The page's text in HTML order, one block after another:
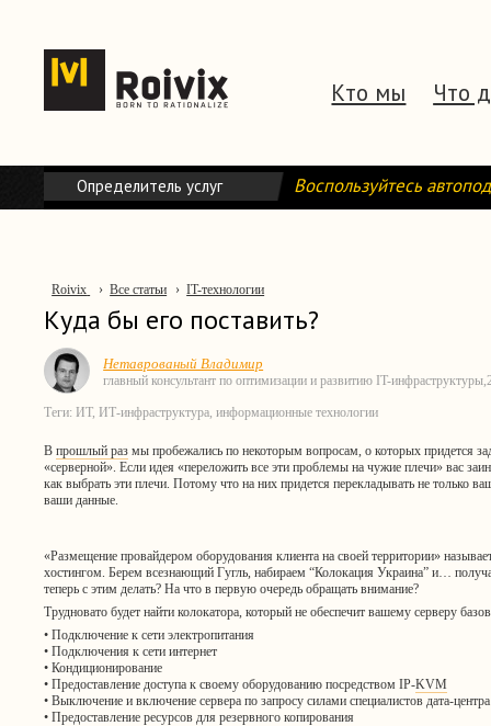
Кто мы Что
Определитель услуг Воспользуйтесь
Roivix › Все статьи › IT-технологии
Куда бы его поставить?
Нетаврованый Владимир
главный консультант по оптимизации и развитию IT-инфраструктуры,
Теги:ИТ,ИТ-инфраструктура,информационные технологии
Впрошлый раз мы пробежались по некоторым вопросам, о которых придется
«серверной». Если идея «переложить все эти проблемы на чужие плечи» вас
как выбрать эти плечи. Потому что на них придется перекладывать не только
ваши данные.
«Размещение провайдером оборудования клиента на своей территории»
хостингом. Берем всезнающий Гугль, набираем “Колокация Украина” и…
теперь с этим делать? На что в первую очередь обращать внимание?
Трудновато будет найти колокатора, который не обеспечит вашему серверу
• Подключение к сети электропитания
• Подключения к сети интернет
• Кондиционирование
• Предоставление доступа к своему оборудованию посредством IP-KVM
• Выключение и включение сервера по запросу силами специалистов дата-центра
• Предоставление ресурсов для резервного копирования